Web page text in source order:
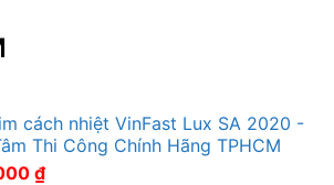
cách nhiệt VinFast Lux SA 2020 -
Thi Công Chính Hãng TPHCM
₫